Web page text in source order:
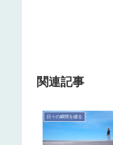
関連記事
日々の瞬間を綴る